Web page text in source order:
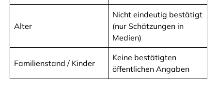
Alter
Nicht eindeutig bestätigt
(nur Schätzungen in
Medien)
Familienstand / Kinder
Keine bestätigten
öffentlichen Angaben